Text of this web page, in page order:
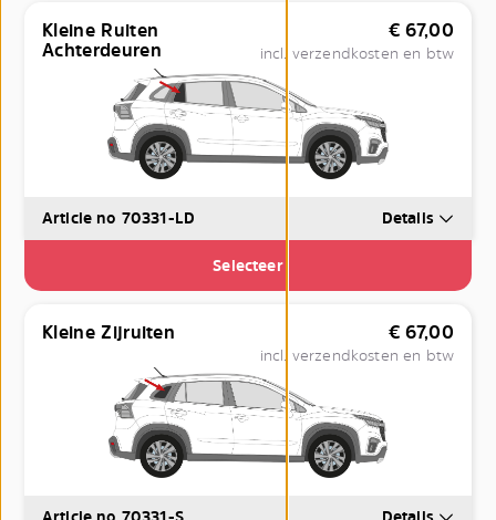
Kleine Ruiten
Achterdeuren
€ 67,00
incl. verzendkosten en btw
Article no 70331-LD Details
Selecteer
Kleine Zijruiten € 67,00
incl. verzendkosten en btw
Article no 70331-S